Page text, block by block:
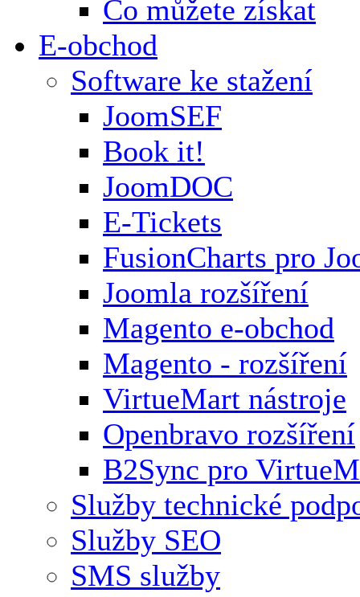
Co můžete získat
E-obchod
Software ke stažení
JoomSEF
Book it!
JoomDOC
E-Tickets
FusionCharts pro
Joomla rozšíření
Magento e-obchod
Magento - rozšíření
VirtueMart nástroje
Openbravo rozšíření
B2Sync pro
Služby technické
Služby SEO
SMS služby